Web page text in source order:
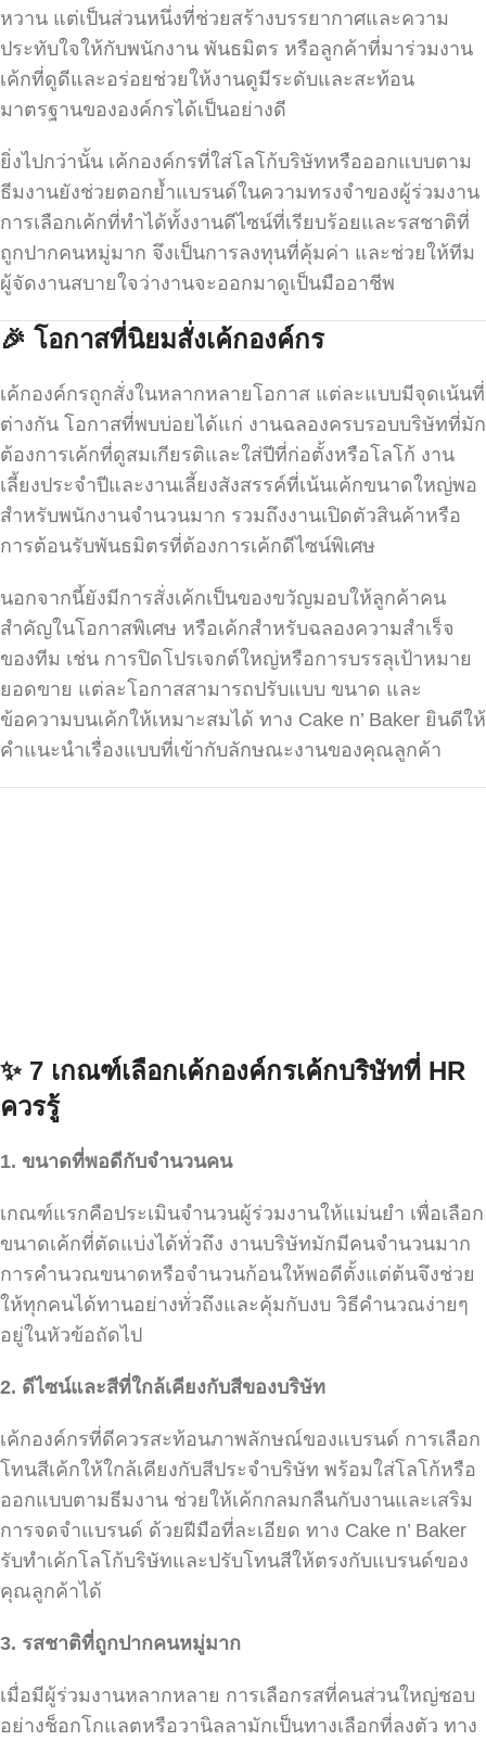
หวาน แต่เป็นส่วนหนึ่งที่ช่วยสร้างบรรยากาศและความ
ประทับใจให้กับพนักงาน พันธมิตร หรือลูกค้าที่มาร่วมงาน
เค้กที่ดูดีและอร่อยช่วยให้งานดูมีระดับและสะท้อน
มาตรฐานขององค์กรได้เป็นอย่างดี
ยิ่งไปกว่านั้น เค้กองค์กรที่ใส่โลโก้บริษัทหรือออกแบบตาม
ธีมงานยังช่วยตอกย้ำแบรนด์ในความทรงจำของผู้ร่วมงาน
การเลือกเค้กที่ทำได้ทั้งงานดีไซน์ที่เรียบร้อยและรสชาติที่
ถูกปากคนหมู่มาก จึงเป็นการลงทุนที่คุ้มค่า และช่วยให้ทีม
ผู้จัดงานสบายใจว่างานจะออกมาดูเป็นมืออาชีพ
🎉 โอกาสที่นิยมสั่งเค้กองค์กร
เค้กองค์กรถูกสั่งในหลากหลายโอกาส แต่ละแบบมีจุดเน้นที่
ต่างกัน โอกาสที่พบบ่อยได้แก่ งานฉลองครบรอบบริษัทที่มัก
ต้องการเค้กที่ดูสมเกียรติและใส่ปีที่ก่อตั้งหรือโลโก้ งาน
เลี้ยงประจำปีและงานเลี้ยงสังสรรค์ที่เน้นเค้กขนาดใหญ่พอ
สำหรับพนักงานจำนวนมาก รวมถึงงานเปิดตัวสินค้าหรือ
การต้อนรับพันธมิตรที่ต้องการเค้กดีไซน์พิเศษ
นอกจากนี้ยังมีการสั่งเค้กเป็นของขวัญมอบให้ลูกค้าคน
สำคัญในโอกาสพิเศษ หรือเค้กสำหรับฉลองความสำเร็จ
ของทีม เช่น การปิดโปรเจกต์ใหญ่หรือการบรรลุเป้าหมาย
ยอดขาย แต่ละโอกาสสามารถปรับแบบ ขนาด และ
ข้อความบนเค้กให้เหมาะสมได้ ทาง Cake n’ Baker ยินดีให้
คำแนะนำเรื่องแบบที่เข้ากับลักษณะงานของคุณลูกค้า
✨ 7 เกณฑ์เลือกเค้กองค์กรเค้กบริษัทที่ HR
ควรรู้
1. ขนาดที่พอดีกับจำนวนคน
เกณฑ์แรกคือประเมินจำนวนผู้ร่วมงานให้แม่นยำ เพื่อเลือก
ขนาดเค้กที่ตัดแบ่งได้ทั่วถึง งานบริษัทมักมีคนจำนวนมาก
การคำนวณขนาดหรือจำนวนก้อนให้พอดีตั้งแต่ต้นจึงช่วย
ให้ทุกคนได้ทานอย่างทั่วถึงและคุ้มกับงบ วิธีคำนวณง่ายๆ
อยู่ในหัวข้อถัดไป
2. ดีไซน์และสีที่ใกล้เคียงกับสีของบริษัท
เค้กองค์กรที่ดีควรสะท้อนภาพลักษณ์ของแบรนด์ การเลือก
โทนสีเค้กให้ใกล้เคียงกับสีประจำบริษัท พร้อมใส่โลโก้หรือ
ออกแบบตามธีมงาน ช่วยให้เค้กกลมกลืนกับงานและเสริม
การจดจำแบรนด์ ด้วยฝีมือที่ละเอียด ทาง Cake n’ Baker
รับทำเค้กโลโก้บริษัทและปรับโทนสีให้ตรงกับแบรนด์ของ
คุณลูกค้าได้
3. รสชาติที่ถูกปากคนหมู่มาก
เมื่อมีผู้ร่วมงานหลากหลาย การเลือกรสที่คนส่วนใหญ่ชอบ
อย่างช็อกโกแลตหรือวานิลลามักเป็นทางเลือกที่ลงตัว ทาง